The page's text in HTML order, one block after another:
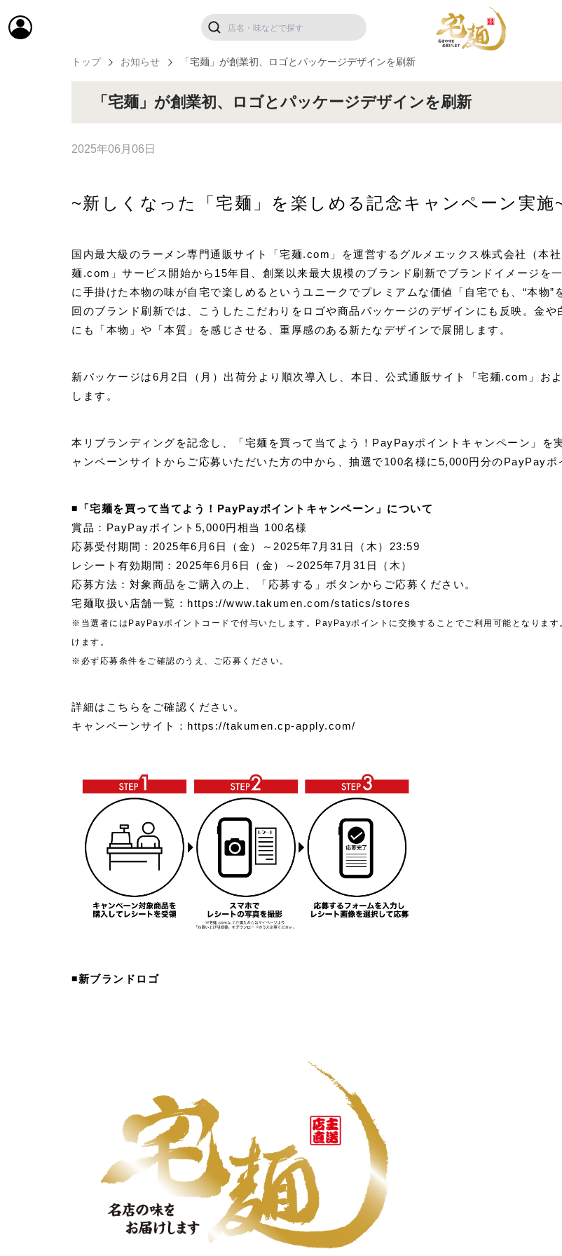
トップ お知らせ 「宅麺」が創業初、ロゴとパッケージデザインを刷新
「宅麺」が創業初、ロゴとパッケージデザインを刷新
2025年06月06日
~新しくなった「宅麺」を楽しめる記念キャンペーン実施
国内最大級のラーメン専門通販サイト「宅麺.com」を運営するグルメエックス株式会社（本
麺.com」サービス開始から15年目、創業以来最大規模のブランド刷新でブランドイメージを
に手掛けた本物の味が自宅で楽しめるというユニークでプレミアムな価値「自宅でも、“本物
回のブランド刷新では、こうしたこだわりをロゴや商品パッケージのデザインにも反映。金
にも「本物」や「本質」を感じさせる、重厚感のある新たなデザインで展開します。
新パッケージは6月2日（月）出荷分より順次導入し、本日、公式通販サイト「宅麺.com」お
します。
本リブランディングを記念し、「宅麺を買って当てよう！PayPayポイントキャンペーン」を
ャンペーンサイトからご応募いただいた方の中から、抽選で100名様に5,000円分のPayPayポ
◾️「宅麺を買って当てよう！PayPayポイントキャンペーン」について
賞品：PayPayポイント5,000円相当 100名様
応募受付期間：2025年6月6日（金）～2025年7月31日（木）23:59
レシート有効期間：2025年6月6日（金）～2025年7月31日（木）
応募方法：対象商品をご購入の上、「応募する」ボタンからご応募ください。
宅麺取扱い店舗一覧： https://www.takumen.com/statics/stores
※当選者にはPayPayポイントコードで付与いたします。PayPayポイントに交換することでご利用可能となりま
けます。
※必ず応募条件をご確認のうえ、ご応募ください。
詳細はこちらをご確認ください。
キャンペーンサイト： https://takumen.cp-apply.com/
◾️新ブランドロゴ